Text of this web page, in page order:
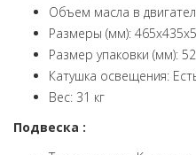
Объем масла в
Размеры (мм):
Размер упаковки (мм):
Катушка освещения:
Вес: 31 кг
Подвеска :